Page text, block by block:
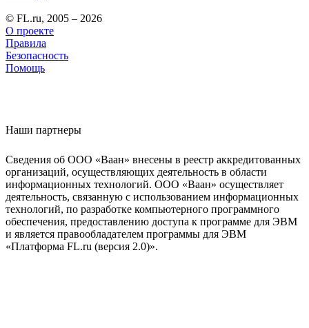
© FL.ru, 2005 – 2026
О проекте
Правила
Безопасность
Помощь
Наши партнеры
Сведения об ООО «Ваан» внесены в реестр аккредитованных
организаций, осуществляющих деятельность в области
информационных технологий. ООО «Ваан» осуществляет
деятельность, связанную с использованием информационных
технологий, по разработке компьютерного программного
обеспечения, предоставлению доступа к программе для ЭВМ
и является правообладателем программы для ЭВМ
«Платформа FL.ru (версия 2.0)».